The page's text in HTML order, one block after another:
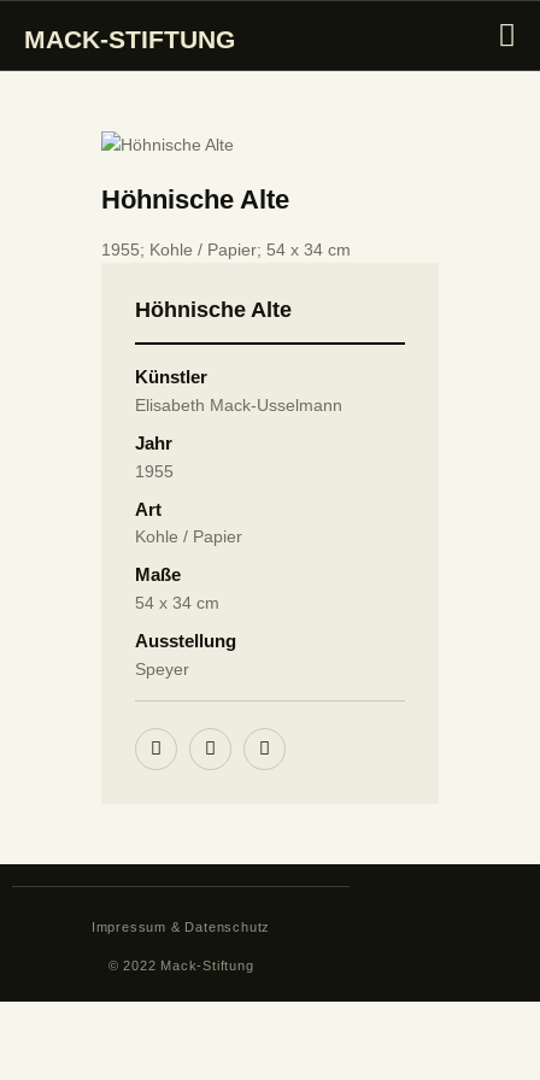
MACK-STIFTUNG
STIFTUNG
SAMMLUNG
MACK PREIS
AKTIVITÄTEN
Höhnische Alte
1955; Kohle / Papier; 54 x 34 cm
Höhnische Alte
Künstler
Elisabeth Mack-Usselmann
Jahr
1955
Art
Kohle / Papier
Maße
54 x 34 cm
Ausstellung
Speyer
Impressum & Datenschutz
© 2022 Mack-Stiftung